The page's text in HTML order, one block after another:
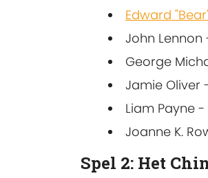
Edward
John
George
Jamie Oliver
Liam Payne
Joanne K.
Spel 2: Het